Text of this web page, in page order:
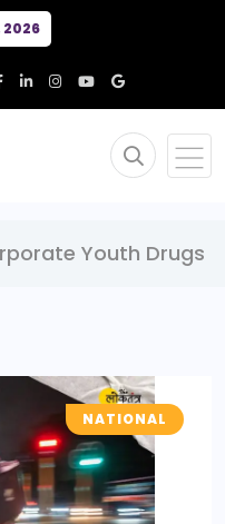
2026
Youth Drugs
NATIONAL